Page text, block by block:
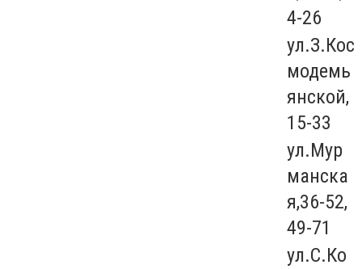
4-26
ул.З.Кос
модемь
янской,
15-33
ул.Мур
манска
я,36-52,
49-71
ул.С.Ко